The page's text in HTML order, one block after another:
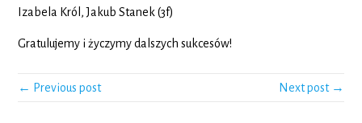
Izabela Król, Jakub Stanek (3f)
Gratulujemy i życzymy dalszych sukcesów!
← Previous post Next post →